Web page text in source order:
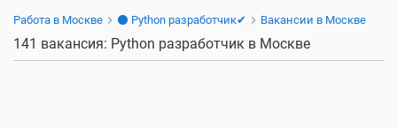
Работа в Москве ⚫ Python разработчик✔ Вакансии в Москве
141 вакансия: Python разработчик в Москве